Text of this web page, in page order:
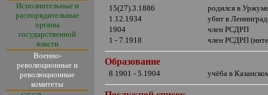
Исполнительные и
распорядительные
органы
государственной
власти
Военно-
революционные и
революционные
комитеты
15(27).3.1886
родился в
1.12.1934
убит в
1904
член РСДРП
1 - 7.1918
член РСДРП
Образование
8.1901 - 5.1904 учёба в